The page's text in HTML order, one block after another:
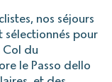
nos séjours
sélectionnés pour
Col du
le Passo dello